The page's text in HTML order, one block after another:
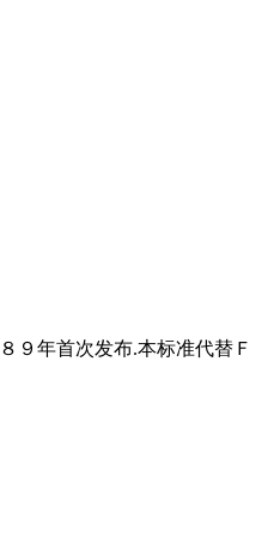
９年首次发布.本标准代替Ｆ